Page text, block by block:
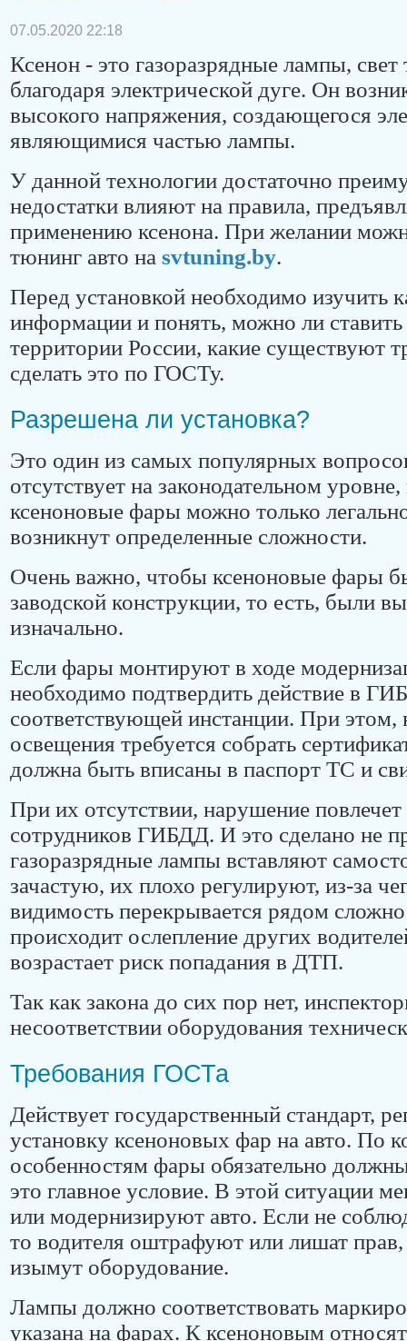
07.05.2020 22:18
Ксенон - это газоразрядные лампы, свет
благодаря электрической дуге. Он
высокого напряжения, создающегося
являющимися частью лампы.
У данной технологии достаточно
недостатки влияют на правила,
применению ксенона. При желании
тюнинг авто на svtuning.by.
Перед установкой необходимо изучить
информации и понять, можно ли
территории России, какие существуют
сделать это по ГОСТу.
Разрешена ли установка?
Это один из самых популярных
отсутствует на законодательном
ксеноновые фары можно только
возникнут определенные сложности.
Очень важно, чтобы ксеноновые фары
заводской конструкции, то есть, были
изначально.
Если фары монтируют в ходе
необходимо подтвердить действие в
соответствующей инстанции. При этом,
освещения требуется собрать
должна быть вписаны в паспорт ТС и
При их отсутствии, нарушение повлечет
сотрудников ГИБДД. И это сделано не
газоразрядные лампы вставляют
зачастую, их плохо регулируют, из-за
видимость перекрывается рядом
происходит ослепление других
возрастает риск попадания в ДТП.
Так как закона до сих пор нет,
несоответствии оборудования
Требования ГОСТа
Действует государственный стандарт,
установку ксеноновых фар на авто. По
особенностям фары обязательно
это главное условие. В этой ситуации
или модернизируют авто. Если не
то водителя оштрафуют или лишат прав,
изымут оборудование.
Лампы должно соответствовать
указана на фарах. К ксеноновым